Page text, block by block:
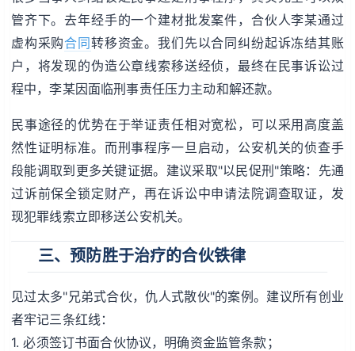
管齐下。去年经手的一个建材批发案件，合伙人李某通过
虚构采购合同转移资金。我们先以合同纠纷起诉冻结其账
户，将发现的伪造公章线索移送经侦，最终在民事诉讼过
程中，李某因面临刑事责任压力主动和解还款。
民事途径的优势在于举证责任相对宽松，可以采用高度盖
然性证明标准。而刑事程序一旦启动，公安机关的侦查手
段能调取到更多关键证据。建议采取"以民促刑"策略：先通
过诉前保全锁定财产，再在诉讼中申请法院调查取证，发
现犯罪线索立即移送公安机关。
三、预防胜于治疗的合伙铁律
见过太多"兄弟式合伙，仇人式散伙"的案例。建议所有创业
者牢记三条红线：
1. 必须签订书面合伙协议，明确资金监管条款；